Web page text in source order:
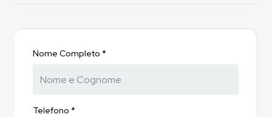
Nome Completo *
Telefono *